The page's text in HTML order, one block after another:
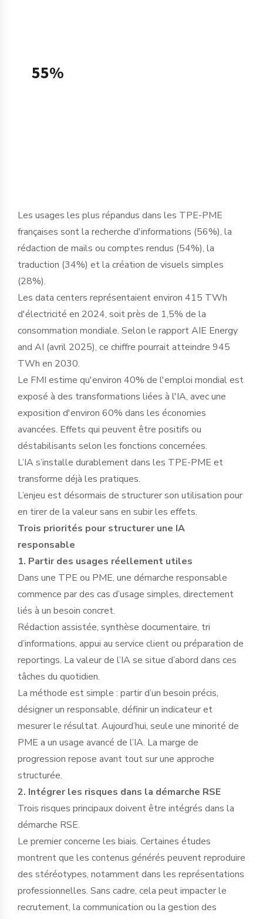
55%
Les usages les plus répandus dans les TPE-PME
françaises sont la recherche d'informations (56%), la
rédaction de mails ou comptes rendus (54%), la
traduction (34%) et la création de visuels simples
(28%).
Les data centers représentaient environ 415 TWh
d'électricité en 2024, soit près de 1,5% de la
consommation mondiale. Selon le rapport AIE Energy
and AI (avril 2025), ce chiffre pourrait atteindre 945
TWh en 2030.
Le FMI estime qu'environ 40% de l'emploi mondial est
exposé à des transformations liées à l'IA, avec une
exposition d'environ 60% dans les économies
avancées. Effets qui peuvent être positifs ou
déstabilisants selon les fonctions concernées.
L’IA s’installe durablement dans les TPE-PME et
transforme déjà les pratiques.
L’enjeu est désormais de structurer son utilisation pour
en tirer de la valeur sans en subir les effets.
Trois priorités pour structurer une IA
responsable
1. Partir des usages réellement utiles
Dans une TPE ou PME, une démarche responsable
commence par des cas d’usage simples, directement
liés à un besoin concret.
Rédaction assistée, synthèse documentaire, tri
d’informations, appui au service client ou préparation de
reportings. La valeur de l’IA se situe d’abord dans ces
tâches du quotidien.
La méthode est simple : partir d’un besoin précis,
désigner un responsable, définir un indicateur et
mesurer le résultat. Aujourd’hui, seule une minorité de
PME a un usage avancé de l’IA. La marge de
progression repose avant tout sur une approche
structurée.
2. Intégrer les risques dans la démarche RSE
Trois risques principaux doivent être intégrés dans la
démarche RSE.
Le premier concerne les biais. Certaines études
montrent que les contenus générés peuvent reproduire
des stéréotypes, notamment dans les représentations
professionnelles. Sans cadre, cela peut impacter le
recrutement, la communication ou la gestion des